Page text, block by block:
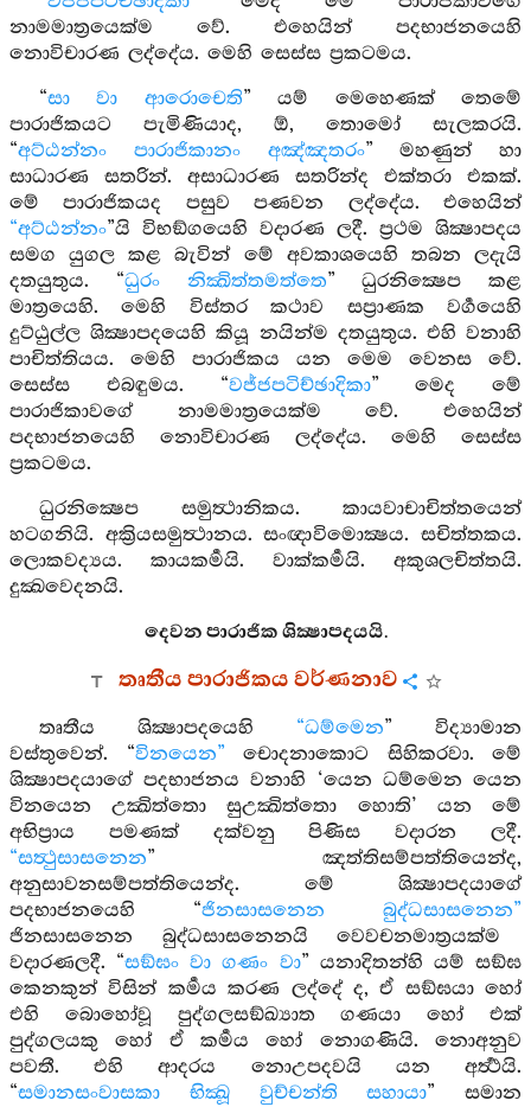
නාමමාත්‍රයෙක්ම වේ. එහෙයින් පදභාජනයෙහි
නොවිචාරණ ලද්දේය. මෙහි සෙස්ස ප්‍රකටමය.
“සා වා ආරොචෙති” යම් මෙහෙණක් තෙමේ
පාරාජිකයට පැමිණියාද, ඕ, තොමෝ සැලකරයි.
“අට්ඨන්නං පාරාජිකානං අඤ්ඤතරං” මහණුන් හා
සාධාරණ සතරින්. අසාධාරණ සතරින්ද එක්තරා එකක්.
මේ පාරාජිකයද පසුව පණවන ලද්දේය. එහෙයින්
“අට්ඨන්නං”යි විභඞ්ගයෙහි වදාරණ ලදී. ප්‍රථම ශික්‍ෂාපදය
සමග යුගල කළ බැවින් මේ අවකාශයෙහි තබන ලදැයි
දතයුතුය. “ධුරං නික්‍ඛිත්තමත්තෙ” ධුරනික්‍ෂෙප කළ
මාත්‍රයෙහි. මෙහි විස්තර කථාව සප්‍රාණක වර්‍ගයෙහි
දුට්ඨුල්ල ශික්‍ෂාපදයෙහි කියූ නයින්ම දතයුතුය. එහි වනාහි
පාචිත්තියය. මෙහි පාරාජිකය යන මෙම වෙනස වේ.
සෙස්ස එබඳුමය. “වජ්ජපටිච්ඡාදිකා” මෙද මේ
පාරාජිකාවගේ නාමමාත්‍රයෙක්ම වේ. එහෙයින්
පදභාජනයෙහි නොවිචාරණ ලද්දේය. මෙහි සෙස්ස
ප්‍රකටමය.
ධුරනික්‍ෂෙප සමුත්‍ථානිකය. කායවාචාචිත්තයෙන්
හටගනියි. අක්‍රියසමුත්‍ථානය. සංඥාවිමොක්‍ෂය. සචිත්තකය.
ලොකවද්‍යය. කායකර්‍මයි. වාක්කර්‍මයි. අකුශලචිත්තයි.
දුක්‍ඛවෙදනයි.
දෙවන පාරාජික ශික්‍ෂාපදයයි.
තෘතීය පාරාජිකය වර්ණනාව
තෘතීය ශික්‍ෂාපදයෙහි “ධම්මෙන” විද්‍යාමාන
වස්තුවෙන්. “විනයෙන” චොදනාකොට සිහිකරවා. මේ
ශික්‍ෂාපදයාගේ පදභාජනය වනාහි ‘යෙන ධම්මෙන යෙන
විනයෙන උක්‍ඛිත්තො සුඋක්‍ඛිත්තො හොති’ යන මේ
අභිප්‍රාය පමණක් දක්වනු පිණිස වදාරන ලදී.
“සත්‍ථුසාසනෙන” ඤත්තිසම්පත්තියෙන්ද,
අනුසාවනසම්පත්තියෙන්ද. මේ ශික්‍ෂාපදයාගේ
පදභාජනයෙහි “ජිනසාසනෙන බුද්ධසාසනෙන”
ජිනසාසනෙන බුද්ධසාසනෙනයි වෙවචනමාත්‍රයක්ම
වදාරණලදී. “සඞ්ඝං වා ගණං වා” යනාදිතන්හි යම් සඞ්ඝ
කෙනකුන් විසින් කර්‍මය කරණ ලද්දේ ද, ඒ සඞ්ඝයා හෝ
එහි බොහෝවූ පුද්ගලසඞ්ඛ්‍යාත ගණයා හෝ එක්
පුද්ගලයකු හෝ ඒ කර්‍මය හෝ නොගණියි. නොඅනුව
පවතී. එහි ආදරය නොඋපදවයි යන අර්‍ත්‍ථයි.
“සමානසංවාසකා භික්‍ඛූ වුච්චන්ති සහායා” සමාන